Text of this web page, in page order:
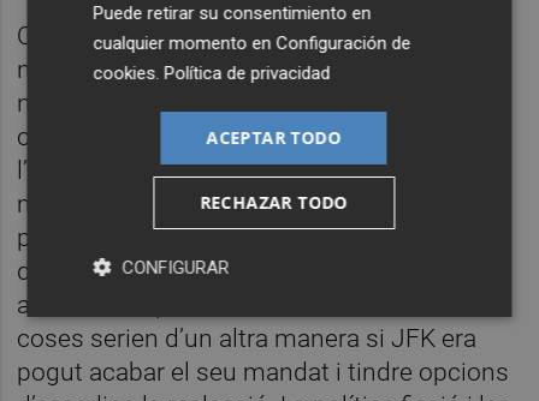
Qualsevol alteració en el delicat equilibri
natural pot suposar la desaparició de
nombroses espècies i alterar la vida com la
coneixem. De la mateixa manera, un fet com
l’assassinat a tirs de Kennedy, quan era el
màxim mandatari d’una de les dos majors
potencies mundials en aquella època, sens
dubte ha tingut conseqüències en el medi
ambient del planeta. Possiblement moltes
coses serien d’un altra manera si JFK era
pogut acabar el seu mandat i tindre opcions
Puede retirar su consentimiento en
cualquier momento enConfiguración de
cookies .Política de privacidad
ACEPTAR TODO
RECHAZAR TODO
CONFIGURAR